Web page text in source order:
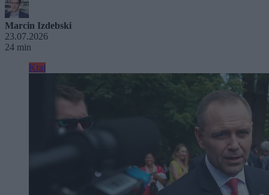
Marcin Izdebski
23.07.2026
24 min
Kraj